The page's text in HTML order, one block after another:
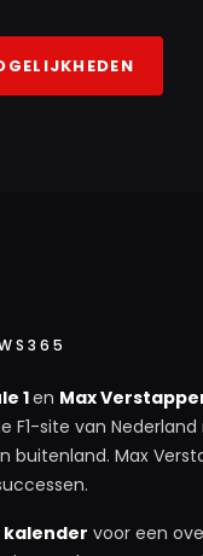
1en Max
F1-site van
buitenland. Max
kalender voor een